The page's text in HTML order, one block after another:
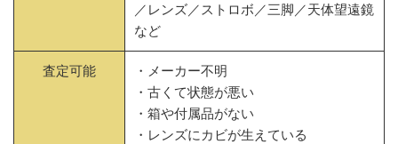
／レンズ／ストロボ／三脚／天体望遠鏡
など
査定可能
・メーカー不明
・古くて状態が悪い
・箱や付属品がない
・レンズにカビが生えている